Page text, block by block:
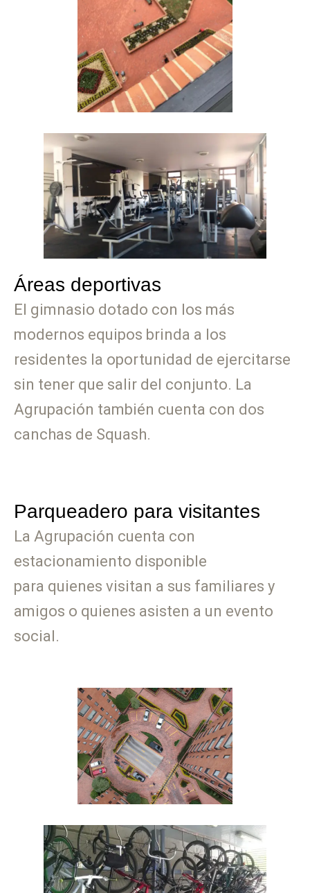
Áreas deportivas
El gimnasio dotado con los más
modernos equipos brinda a los
residentes la oportunidad de ejercitarse
sin tener que salir del conjunto. La
Agrupación también cuenta con dos
canchas de Squash.
Parqueadero para visitantes
La Agrupación cuenta con
estacionamiento disponible
para quienes visitan a sus familiares y
amigos o quienes asisten a un evento
social.